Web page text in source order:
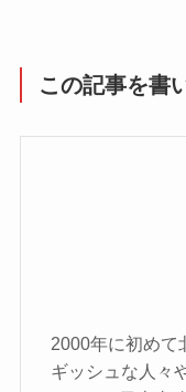
この記事を書
2000年に初めて
ギッシュな人々